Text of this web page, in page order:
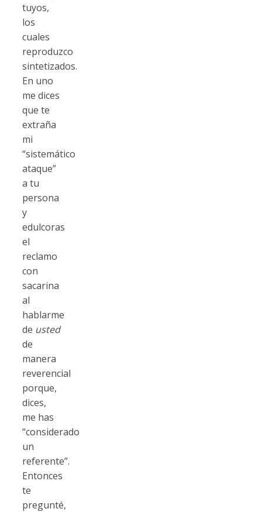
tuyos,
los
cuales
reproduzco
sintetizados.
En uno
me dices
que te
extraña
mi
“sistemático
ataque”
a tu
persona
y
edulcoras
el
reclamo
con
sacarina
al
hablarme
de usted
de
manera
reverencial
porque,
dices,
me has
“considerado
un
referente”.
Entonces
te
pregunté,